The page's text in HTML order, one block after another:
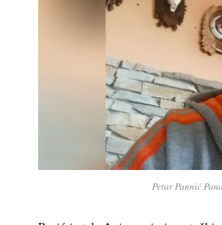
Petar Pannić